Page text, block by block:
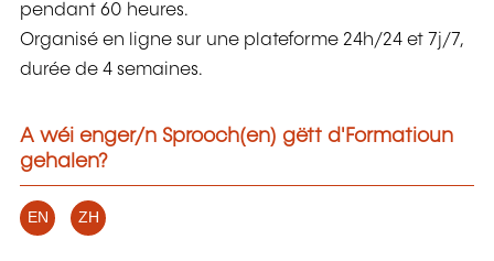
pendant 60 heures.
Organisé en ligne sur une plateforme 24h/24 et 7j/7,
durée de 4 semaines.
A wéi enger/n Sprooch(en) gëtt d'Formatioun
gehalen?
EN ZH